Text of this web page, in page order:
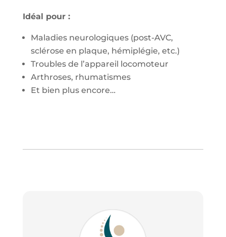
Idéal pour :
Maladies neurologiques (post-AVC,
sclérose en plaque, hémiplégie, etc.)
Troubles de l’appareil locomoteur
Arthroses, rhumatismes
Et bien plus encore…